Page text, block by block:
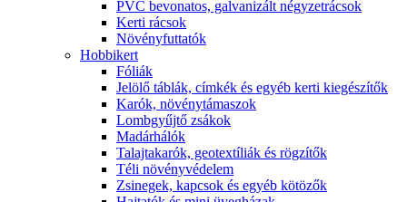
PVC bevonatos, galvanizált négyzetrácsok
Kerti rácsok
Növényfuttatók
Hobbikert
Fóliák
Jelölő táblák, címkék és egyéb kerti kiegészítők
Karók, növénytámaszok
Lombgyűjtő zsákok
Madárhálók
Talajtakarók, geotextíliák és rögzítők
Téli növényvédelem
Zsinegek, kapcsok és egyéb kötözők